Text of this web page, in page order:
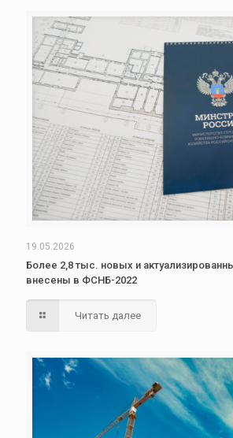
19.05.2026
Более 2,8 тыс. новых и
внесены в ФСНБ-2022
Читать далее